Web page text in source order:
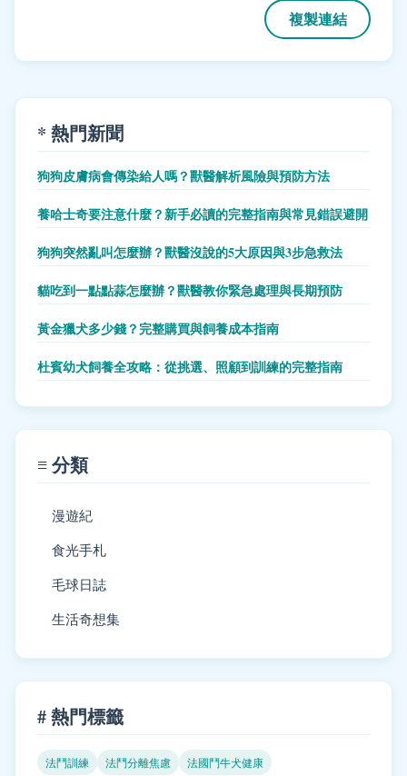
複製連結
* 熱門新聞
狗狗皮膚病會傳染給人嗎？獸醫解析風險與預防方法
養哈士奇要注意什麼？新手必讀的完整指南與常見錯誤避開
狗狗突然亂叫怎麼辦？獸醫沒說的5大原因與3步急救法
貓吃到一點點蒜怎麼辦？獸醫教你緊急處理與長期預防
黃金獵犬多少錢？完整購買與飼養成本指南
杜賓幼犬飼養全攻略：從挑選、照顧到訓練的完整指南
≡ 分類
漫遊紀
食光手札
毛球日誌
生活奇想集
# 熱門標籤
法鬥訓練 法鬥分離焦慮 法國鬥牛犬健康